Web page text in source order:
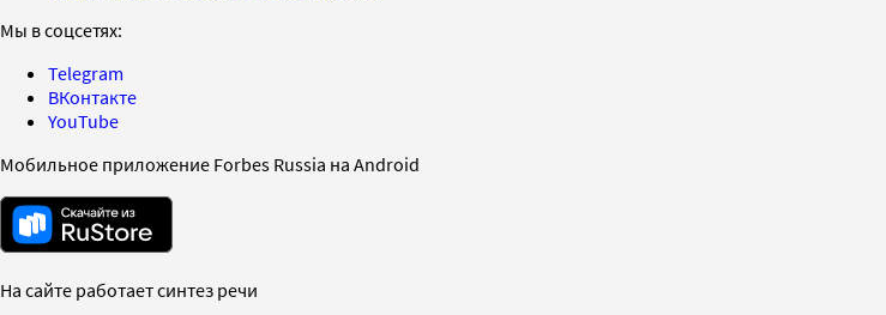
Мы в соцсетях:
Telegram
ВКонтакте
YouTube
Мобильное приложение Forbes Russia на Android
На сайте работает синтез речи